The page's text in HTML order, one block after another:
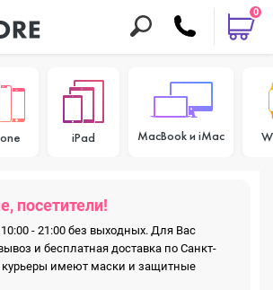
0
iPad MacBook и iMac
посетители!
- 21:00 без выходных. Для Вас
и бесплатная доставка по Санкт-
курьеры имеют маски и защитные